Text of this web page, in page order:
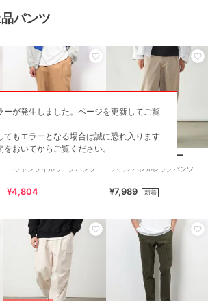
パンツ
期間限定SALE
パープル＆イエロー
コットンツイルワークパンツ
¥4,804
¥1000ｸｰﾎﾟﾝ
パープル＆イエロー
ツイル バレルレッグパンツ
¥7,989 新着
ーが発生しました。ページを更新してご覧
てもエラーとなる場合は誠に恐れ入ります
おいてからご覧ください。